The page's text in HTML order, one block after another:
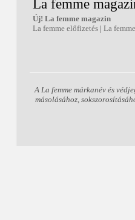
La femme
Új! La femme magazin
La femme előfizetés | La
A La femme márkanév és
másolásához,